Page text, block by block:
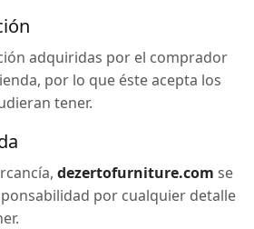
adquiridas por el comprador
por lo que éste acepta los
tener.
dezertofurniture.com se
por cualquier detalle